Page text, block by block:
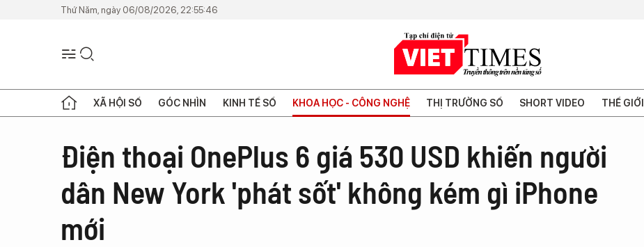
Thứ Năm, ngày 06/08/2026, 22:55:46
XÃ HỘI SỐ GÓC NHÌN KINH TẾ SỐ KHOA HỌC - CÔNG NGHỆ THỊ TRƯỜNG SỐ SHORT VIDEO THẾ GIỚI
Điện thoại OnePlus 6 giá 530 USD khiến người
dân New York 'phát sốt' không kém gì iPhone
mới